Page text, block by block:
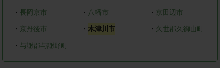
・ 長岡京市 ・ 八幡市 ・ 京田辺市
・ 京丹後市 ・ 木津川市 ・ 久世郡久御山町
・ 与謝郡与謝野町